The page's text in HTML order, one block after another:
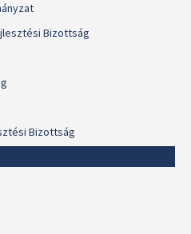
Bizottság
Bizottság